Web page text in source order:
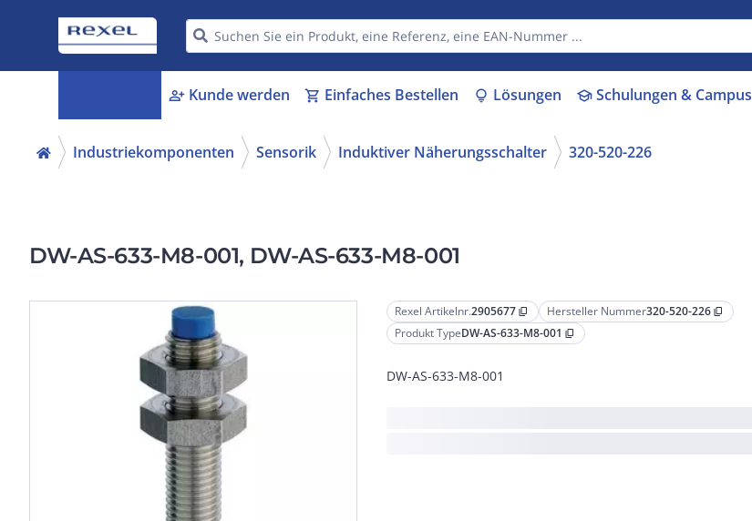
person_add Kunde werden shopping_cart Einfaches Bestellen lightbulb Lösungen schoolSchulungen & Campus
Industriekomponenten Sensorik Induktiver Näherungsschalter 320-520-226
DW-AS-633-M8-001, DW-AS-633-M8-001
Rexel Artikelnr.2905677 content_copy Hersteller Nummer320-520-226 content_copy
Produkt TypeDW-AS-633-M8-001 content_copy
DW-AS-633-M8-001